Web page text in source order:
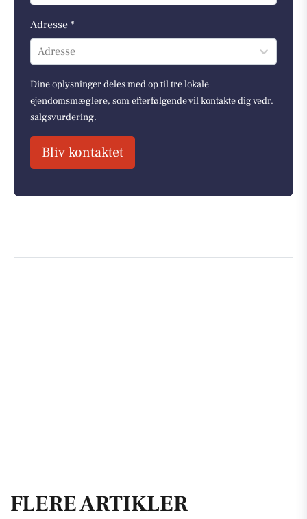
Adresse *
Adresse
Dine oplysninger deles med op til tre lokale
ejendomsmæglere, som efterfølgende vil kontakte dig vedr.
salgsvurdering.
Bliv kontaktet
FLERE ARTIKLER